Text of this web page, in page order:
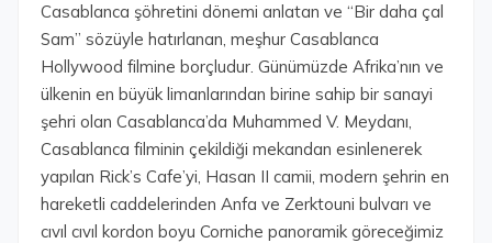
Casablanca şöhretini dönemi anlatan ve “Bir daha çal
Sam” sözüyle hatırlanan, meşhur Casablanca
Hollywood filmine borçludur. Günümüzde Afrika’nın ve
ülkenin en büyük limanlarından birine sahip bir sanayi
şehri olan Casablanca’da Muhammed V. Meydanı,
Casablanca filminin çekildiği mekandan esinlenerek
yapılan Rick’s Cafe’yi, Hasan II camii, modern şehrin en
hareketli caddelerinden Anfa ve Zerktouni bulvarı ve
cıvıl cıvıl kordon boyu Corniche panoramik göreceğimiz